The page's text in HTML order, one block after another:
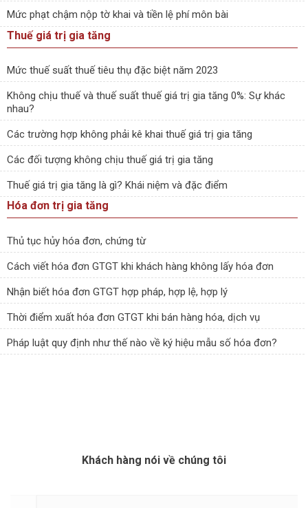
Mức phạt chậm nộp tờ khai và tiền lệ phí môn bài
Thuế giá trị gia tăng
Mức thuế suất thuế tiêu thụ đặc biệt năm 2023
Không chịu thuế và thuế suất thuế giá trị gia tăng 0%: Sự khác
nhau?
Các trường hợp không phải kê khai thuế giá trị gia tăng
Các đối tượng không chịu thuế giá trị gia tăng
Thuế giá trị gia tăng là gì? Khái niệm và đặc điểm
Hóa đơn trị gia tăng
Thủ tục hủy hóa đơn, chứng từ
Cách viết hóa đơn GTGT khi khách hàng không lấy hóa đơn
Nhận biết hóa đơn GTGT hợp pháp, hợp lệ, hợp lý
Thời điểm xuất hóa đơn GTGT khi bán hàng hóa, dịch vụ
Pháp luật quy định như thế nào về ký hiệu mẫu số hóa đơn?
Khách hàng nói về chúng tôi